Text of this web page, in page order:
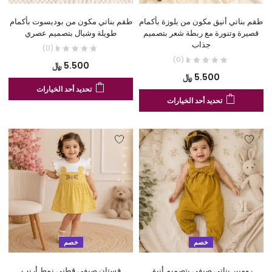
طقم بناتي أنيق مكون من بلوزة بأكمام
قصيرة وتنورة مع ربطة شعر بتصميم
جذاب
(0)
5.500 ﷼
تحديد أحد الخيارات
العديد
الأشكال
المختلفة
المنتج.
يمكن
اختيار
الخيارات
على
صفحة
طقم بناتي مكون من بوديسوت بأكمام
طويلة وشيال بتصميم عصري
(0)
5.500 ﷼
تحديد أحد الخيارات
خصم خصم